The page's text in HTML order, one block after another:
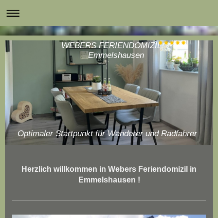
WEBERS FERIENDOMIZIL
Emmelshausen
Optimaler Startpunkt für Wanderer und Radfahrer
Herzlich willkommen in Webers Feriendomizil in
Emmelshausen !